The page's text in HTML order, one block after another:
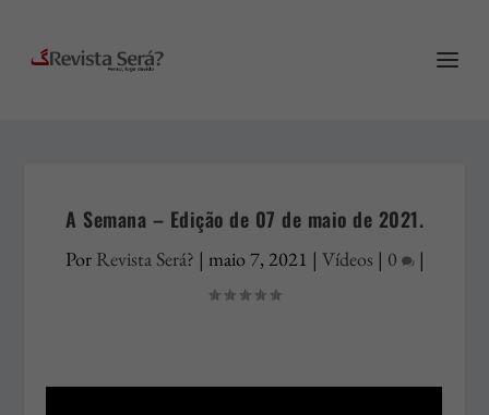
A Semana – Edição de 07 de maio de 2021.
Por Revista Será? | maio 7, 2021 | Vídeos | 0 |